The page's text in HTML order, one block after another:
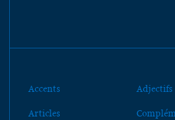
Accents Adjectifs
Articles